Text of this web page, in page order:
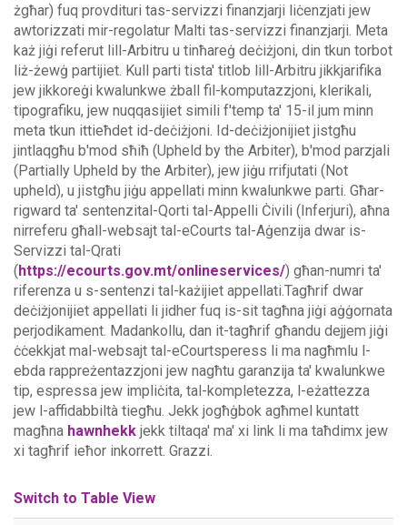
żgħar) fuq provdituri tas-servizzi finanzjarji liċenzjati jew
awtorizzati mir-regolatur Malti tas-servizzi finanzjarji. Meta
każ jiġi referut lill-Arbitru u tinħareġ deċiżjoni, din tkun torbot
liż-żewġ partijiet. Kull parti tista' titlob lill-Arbitru jikkjarifika
jew jikkoreġi kwalunkwe żball fil-komputazzjoni, klerikali,
tipografiku, jew nuqqasijiet simili f'temp ta' 15-il jum minn
meta tkun ittieħdet id-deċiżjoni. Id-deċiżjonijiet jistgħu
jintlaqgħu b'mod sħiħ (Upheld by the Arbiter), b'mod parzjali
(Partially Upheld by the Arbiter), jew jiġu rrifjutati (Not
upheld), u jistgħu jiġu appellati minn kwalunkwe parti. Għar-
rigward ta' sentenzital-Qorti tal-Appelli Ċivili (Inferjuri), aħna
nirreferu għall-websajt tal-eCourts tal-Aġenzija dwar is-
Servizzi tal-Qrati
(https://ecourts.gov.mt/onlineservices/) għan-numri ta'
riferenza u s-sentenzi tal-każijiet appellati.Tagħrif dwar
deċiżjonijiet appellati li jidher fuq is-sit tagħna jiġi aġġornata
perjodikament. Madankollu, dan it-tagħrif għandu dejjem jiġi
ċċekkjat mal-websajt tal-eCourtsperess li ma nagħmlu l-
ebda rappreżentazzjoni jew nagħtu garanzija ta' kwalunkwe
tip, espressa jew impliċita, tal-kompletezza, l-eżattezza
jew l-affidabbiltà tiegħu. Jekk jogħġbok agħmel kuntatt
magħna hawnhekk jekk tiltaqa' ma' xi link li ma taħdimx jew
xi tagħrif ieħor inkorrett. Grazzi.
Switch to Table View